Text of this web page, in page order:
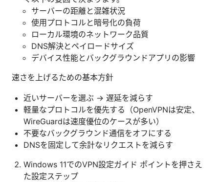
サーバーの距離と混雑状況
使用プロトコルと暗号化の負荷
ローカル環境のネットワーク品質
DNS解決とペイロードサイズ
デバイス性能とバックグラウンドアプリの影響
速さを上げるための基本方針
近いサーバーを選ぶ → 遅延を減らす
軽量なプロトコルを優先する（OpenVPNは安定、
WireGuardは速度優位のケースが多い）
不要なバックグラウンド通信をオフにする
DNSを固定して余計なリクエストを減らす
Windows 11でのVPN設定ガイド ポイントを押さえ
た設定ステップ